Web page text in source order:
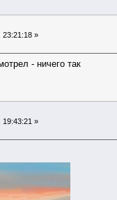
»
- ничего так
19:43:21 »